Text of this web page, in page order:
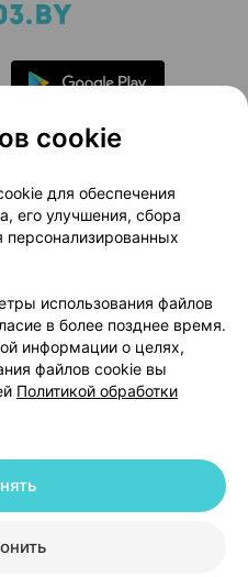
проекта
Медицинский маркетинг
Доставка
Партнеры
103.by
поддержку
Cookie
| 220012, Республика Беларусь,
cookie
для обеспечения
его улучшения, сбора
персонализированных
использования файлов
в более позднее время.
информации о целях,
файлов cookie вы
Политикой обработки